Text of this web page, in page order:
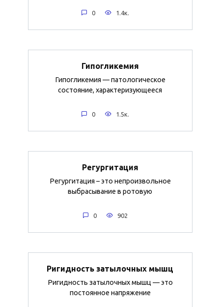
0 1.4к.
Гипогликемия
Гипогликемия — патологическое
состояние, характеризующееся
0 1.5к.
Регургитация
Регургитация – это непроизвольное
выбрасывание в ротовую
0 902
Ригидность затылочных мышц
Ригидность затылочных мышц — это
постоянное напряжение